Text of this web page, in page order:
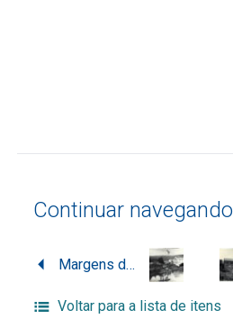
Continuar navegando
Margens de um rio em Blumenau
Voltar para a lista de itens